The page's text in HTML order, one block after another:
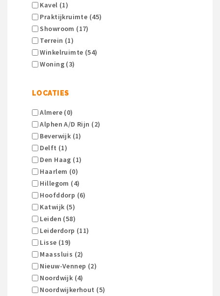
Kavel (1)
Praktijkruimte (45)
Showroom (17)
Terrein (1)
Winkelruimte (54)
Woning (3)
LOCATIES
Almere (0)
Alphen A/d Rijn (2)
Beverwijk (1)
Delft (1)
Den Haag (1)
Haarlem (0)
Hillegom (4)
Hoofddorp (6)
Katwijk (5)
Leiden (58)
Leiderdorp (11)
Lisse (19)
Maassluis (2)
Nieuw-Vennep (2)
Noordwijk (4)
Noordwijkerhout (5)